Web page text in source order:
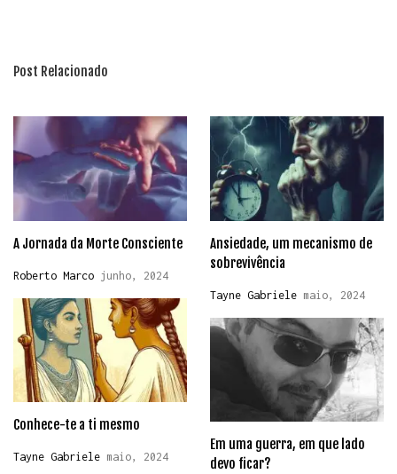
Post Relacionado
A Jornada da Morte Consciente
Roberto Marco junho, 2024
Ansiedade, um mecanismo de
sobrevivência
Tayne Gabrielemaio, 2024
Conhece-te a ti mesmo
Tayne Gabriele maio, 2024
Em uma guerra, em que lado
devo ficar?